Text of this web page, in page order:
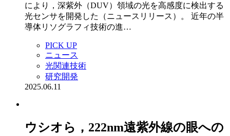
により，深紫外（DUV）領域の光を高感度に検出する
光センサを開発した（ニュースリリース）。 近年の半
導体リソグラフィ技術の進…
PICK UP
ニュース
光関連技術
研究開発
2025.06.11
ウシオら，222nm遠紫外線の眼への